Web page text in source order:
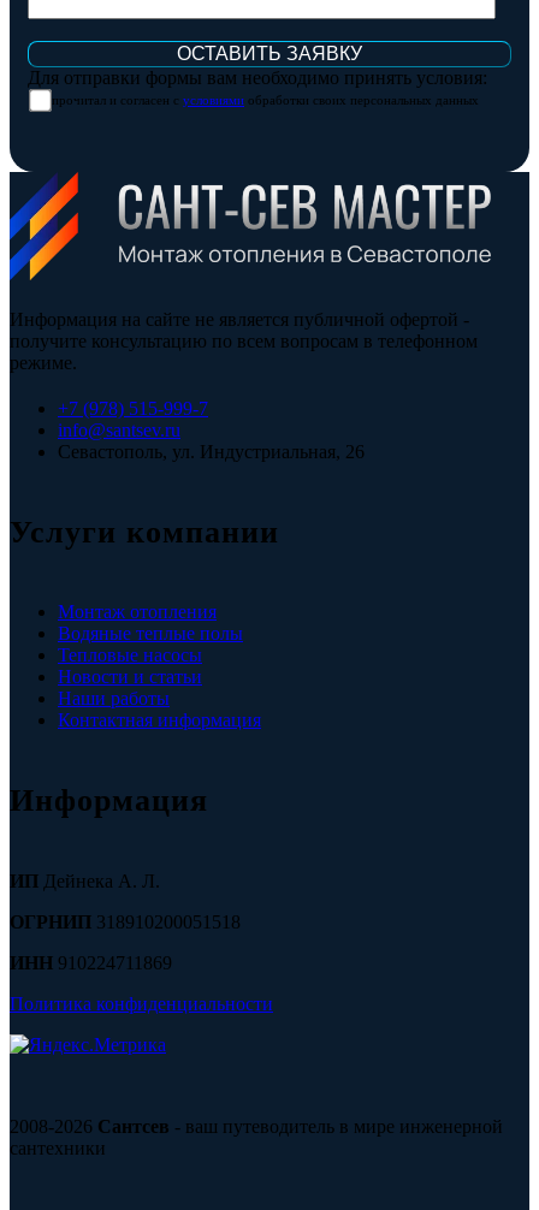
Для отправки формы вам необходимо принять условия:
прочитал и согласен с условиями обработки своих персональных данных
Информация на сайте не является публичной офертой -
получите консультацию по всем вопросам в телефонном
режиме.
+7 (978) 515-999-7
info@santsev.ru
Севастополь, ул. Индустриальная, 26
Услуги компании
Монтаж отопления
Водяные теплые полы
Тепловые насосы
Новости и статьи
Наши работы
Контактная информация
Информация
ИП Дейнека А. Л.
ОГРНИП 318910200051518
ИНН 910224711869
Политика конфиденциальности
2008-2026 Сантсев - ваш путеводитель в мире инженерной
сантехники